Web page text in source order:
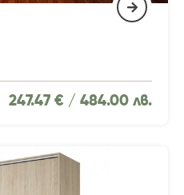
247.47 € / 484.00 лв.